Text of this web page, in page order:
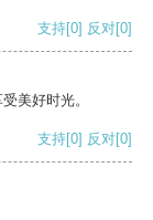
支持[0] 反对[0]
美好时光。
支持[0] 反对[0]